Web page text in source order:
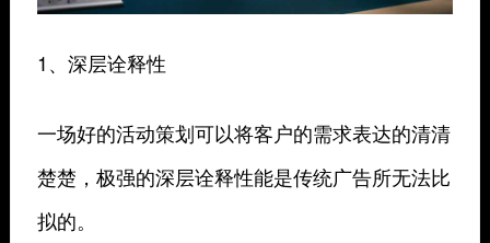
1、深层诠释性
一场好的活动策划可以将客户的需求表达的清清
楚楚，极强的深层诠释性能是传统广告所无法比
拟的。